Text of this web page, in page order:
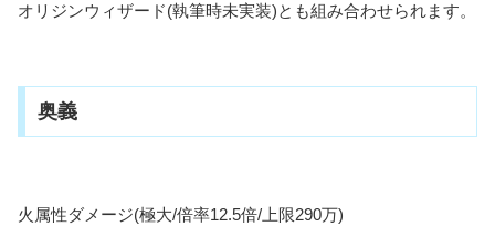
オリジンウィザード(執筆時未実装)とも組み合わせられます。
奥義
火属性ダメージ(極大/倍率12.5倍/上限290万)